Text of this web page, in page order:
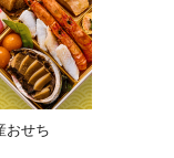
おせち